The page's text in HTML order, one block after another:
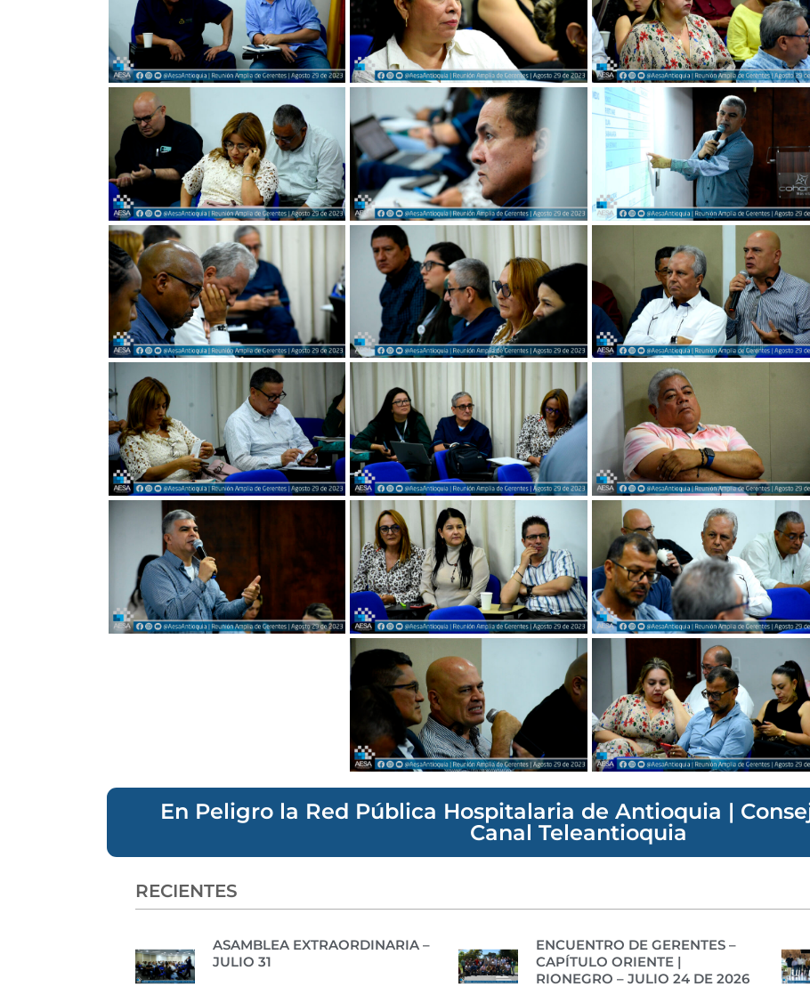
En Peligro la Red Pública Hospitalaria de Antioquia |
Canal Teleantioquia
RECIENTES
ASAMBLEA EXTRAORDINARIA –
JULIO 31
ENCUENTRO DE GERENTES –
CAPÍTULO ORIENTE |
RIONEGRO – JULIO 24 DE 2026